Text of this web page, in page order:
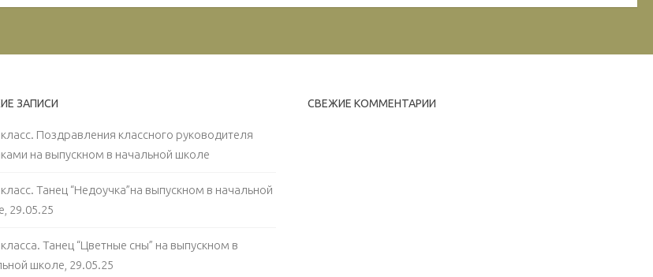
ЗАПИСИ
Поздравления классного руководителя
на выпускном в начальной школе
Танец “Недоучка”на выпускном в начальной
29.05.25
Танец “Цветные сны” на выпускном в
школе, 29.05.25
СВЕЖИЕ КОММЕНТАРИИ